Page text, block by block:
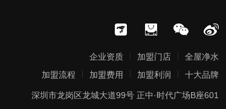
全屋净水
加盟门店
企业资质
十大品牌
加盟利润
加盟费用
加盟流程
深圳市龙岗区龙城大道99号 正中·时代广场B座601